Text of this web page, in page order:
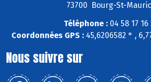
73700 Bourg-St-
Téléphone : 04 58 17 16
Coordonnées GPS :45,6206582 ° ,
Nous suivre sur